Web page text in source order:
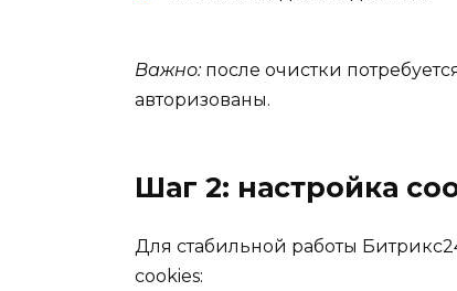
Важно:после очистки
авторизованы.
Шаг 2: настройка
Для стабильной работы
cookies: